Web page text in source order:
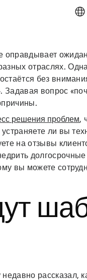
sales View demo
отраслях.
без
вопрос
решения проблем,
ли вы
на отзывы
вы можете
рассказал,